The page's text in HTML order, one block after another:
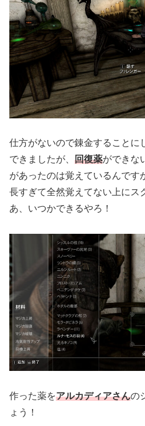
仕方がないので錬金することに
できましたが、 回復薬ができな
があったのは覚えているんです
長すぎて全然覚えてない上にス
あ、いつかできるやろ！
作った薬をアルカディアさんの
ょう！